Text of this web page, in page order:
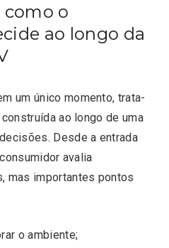
como o
ao longo da
um único momento, trata-
ao longo de uma
Desde a entrada
avalia
mas importantes pontos
o ambiente;